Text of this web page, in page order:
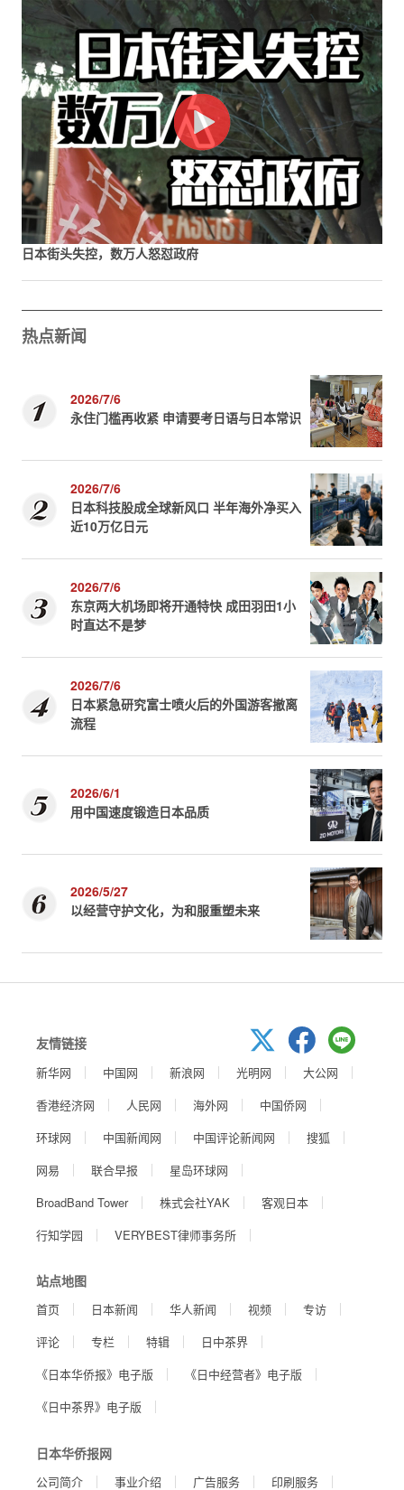
日本街头失控，数万人怒怼政府
热点新闻
2026/7/6
永住门槛再收紧 申请要考日语与日本常识
2026/7/6
日本科技股成全球新风口 半年海外净买入
近10万亿日元
2026/7/6
东京两大机场即将开通特快 成田羽田1小
时直达不是梦
2026/7/6
日本紧急研究富士喷火后的外国游客撤离
流程
2026/6/1
用中国速度锻造日本品质
2026/5/27
以经营守护文化，为和服重塑未来
友情链接
新华网 中国网 新浪网 光明网
大公网
香港经济网
人民网 海外网
中国侨网
环球网
中国新闻网 中国评论新闻网
搜狐
网易
联合早报
星岛环球网
BroadBand Tower
株式会社YAK
客观日本
行知学园
VERYBEST律师事务所
站点地图
首页 日本新闻 华人新闻 视频
专访
评论
专栏 特辑
日中茶界
《日本华侨报》电子版
《日中经营者》电子版
《日中茶界》电子版
日本华侨报网
公司简介 事业介绍 广告服务 印刷服务